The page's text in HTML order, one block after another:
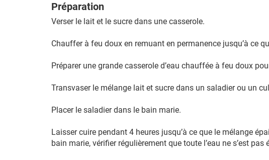
Préparation
Verser le lait et le sucre dans une casserole.
Chauffer à feu doux en remuant en permanence jusqu’à ce
Préparer une grande casserole d’eau chauffée à feu doux
Transvaser le mélange lait et sucre dans un saladier ou un
Placer le saladier dans le bain marie.
Laisser cuire pendant 4 heures jusqu’à ce que le mélange
bain marie, vérifier régulièrement que toute l’eau ne s’est pas